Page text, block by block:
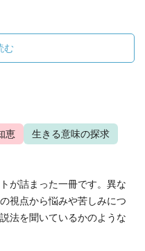
む
恵
生きる意味の探求
が詰まった一冊です。異な
視点から悩みや苦しみにつ
法を聞いているかのような